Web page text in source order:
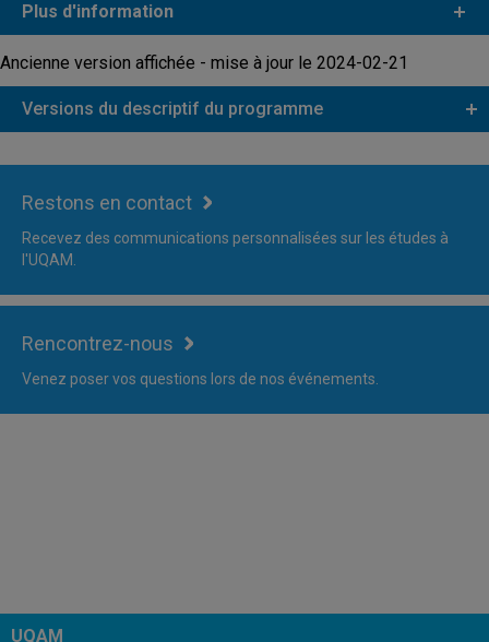
Plus d'information
Ancienne version affichée - mise à jour le 2024-02-21
Versions du descriptif du programme
Restons en contact
Recevez des communications personnalisées sur les études à
l'UQAM.
Rencontrez-nous
Venez poser vos questions lors de nos événements.
UQAM